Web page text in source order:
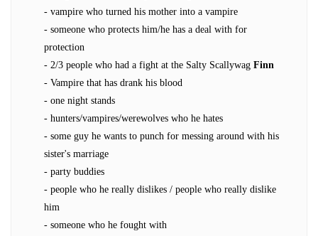
- vampire who turned his mother into a vampire
- someone who protects him/he has a deal with for
protection
- 2/3 people who had a fight at the Salty Scallywag Finn
- Vampire that has drank his blood
- one night stands
- hunters/vampires/werewolves who he hates
- some guy he wants to punch for messing around with his
sister's marriage
- party buddies
- people who he really dislikes / people who really dislike
him
- someone who he fought with